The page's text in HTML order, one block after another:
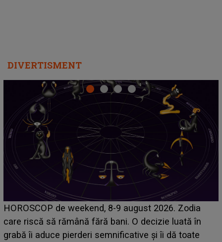
DIVERTISMENT
Emanuel a ținut ACEST DETALIU ASCUNS până
acum! În fața Alexandrei, concurentul din Casa Iubirii
face o MĂRTURISIRE NEAȘTEPTATĂ despre mama